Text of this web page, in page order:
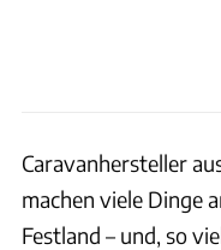
Caravanhersteller
machen viele Dinge
Festland – und, so